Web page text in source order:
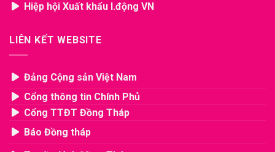
Hiệp hội Xuất khẩu l.động VN
LIÊN KẾT WEBSITE
Đảng Cộng sản Việt Nam
Cổng thông tin Chính Phủ
Cổng TTĐT Đồng Tháp
Báo Đồng tháp